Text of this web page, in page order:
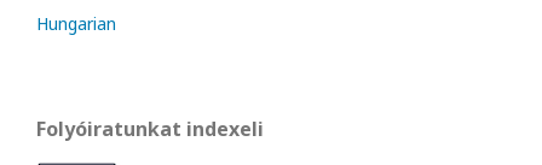
Hungarian
Folyóiratunkat indexeli